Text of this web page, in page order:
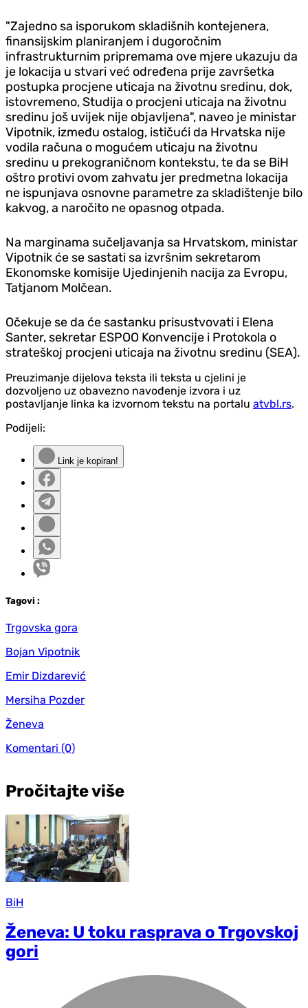
"Zajedno sa isporukom skladišnih kontejenera,
finansijskim planiranjem i dugoročnim
infrastrukturnim pripremama ove mjere ukazuju da
je lokacija u stvari već određena prije završetka
postupka procjene uticaja na životnu sredinu, dok,
istovremeno, Studija o procjeni uticaja na životnu
sredinu još uvijek nije objavljena", naveo je ministar
Vipotnik, između ostalog, ističući da Hrvatska nije
vodila računa o mogućem uticaju na životnu
sredinu u prekograničnom kontekstu, te da se BiH
oštro protivi ovom zahvatu jer predmetna lokacija
ne ispunjava osnovne parametre za skladištenje bilo
kakvog, a naročito ne opasnog otpada.
Na marginama sučeljavanja sa Hrvatskom, ministar
Vipotnik će se sastati sa izvršnim sekretarom
Ekonomske komisije Ujedinjenih nacija za Evropu,
Tatjanom Molčean.
Očekuje se da će sastanku prisustvovati i Elena
Santer, sekretar ESPOO Konvencije i Protokola o
strateškoj procjeni uticaja na životnu sredinu (SEA).
Preuzimanje dijelova teksta ili teksta u cjelini je
dozvoljeno uz obavezno navođenje izvora i uz
postavljanje linka ka izvornom tekstu na portalu atvbl.rs.
Podijeli:
Link je kopiran!
Tagovi :
Trgovska gora
Bojan Vipotnik
Emir Dizdarević
Mersiha Pozder
Ženeva
Komentari (0)
Pročitajte više
BiH
Ženeva: U toku rasprava o Trgovskoj
gori